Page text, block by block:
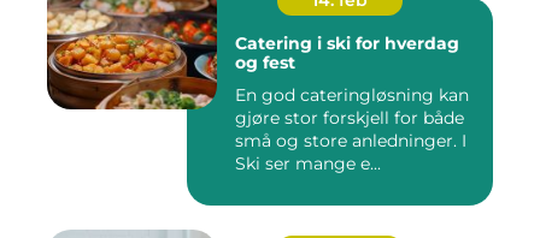
Catering i ski for hverdag
og fest
En god cateringløsning kan
gjøre stor forskjell for både
små og store anledninger. I
Ski ser mange e...